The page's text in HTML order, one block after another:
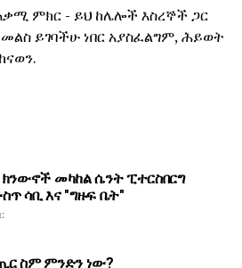
ምክር - ይህ ከሌሎች እስረኞች ጋር
ይገባችሁ ነበር አያስፈልግም, ሕይወት
መካከል ሴንት ፒተርስበርግ
ሳቢ እና "ግዙፍ ቤት"
ስም ምንድን ነው?